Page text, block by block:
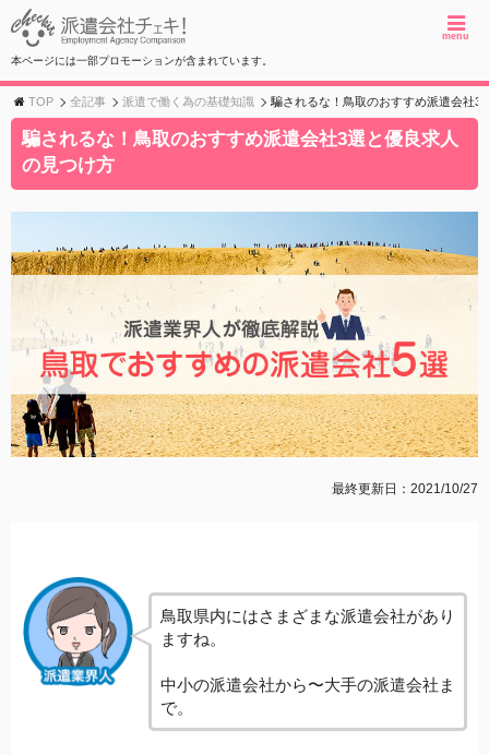
menu
本ページには一部プロモーションが含まれています。
TOP 全記事 派遣で働く為の基礎知識 騙されるな！鳥取のおすすめ派遣会社3
騙されるな！鳥取のおすすめ派遣会社3選と優良求人
の見つけ方
最終更新日：2021/10/27
鳥取県内にはさまざまな派遣会社があり
ますね。
中小の派遣会社から〜大手の派遣会社ま
で。